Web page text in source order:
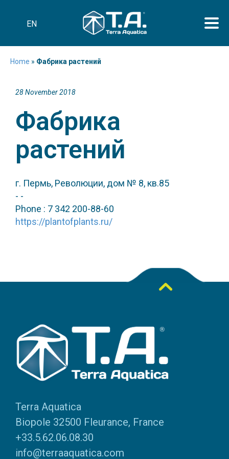
EN
Home » Фабрика растений
28 November 2018
Фабрика
растений
г. Пермь, Революции, дом № 8, кв.85
- -
Phone : 7 342 200-88-60
https://plantofplants.ru/
Terra Aquatica
Biopole 32500 Fleurance, France
+33.5.62.06.08.30
info@terraaquatica.com